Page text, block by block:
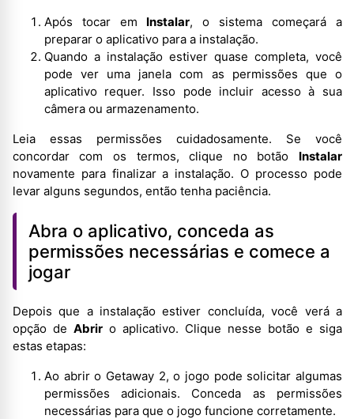
Após tocar em Instalar, o sistema começará a
preparar o aplicativo para a instalação.
Quando a instalação estiver quase completa, você
pode ver uma janela com as permissões que o
aplicativo requer. Isso pode incluir acesso à sua
câmera ou armazenamento.
Leia essas permissões cuidadosamente. Se você
concordar com os termos, clique no botão Instalar
novamente para finalizar a instalação. O processo pode
levar alguns segundos, então tenha paciência.
Abra o aplicativo, conceda as
permissões necessárias e comece a
jogar
Depois que a instalação estiver concluída, você verá a
opção de Abriro aplicativo. Clique nesse botão e siga
estas etapas:
Ao abrir o Getaway 2, o jogo pode solicitar algumas
permissões adicionais. Conceda as permissões
necessárias para que o jogo funcione corretamente.